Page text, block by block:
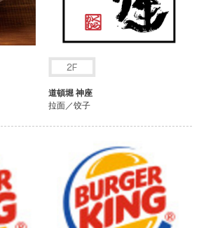
道頓堀 神座
拉面／饺子